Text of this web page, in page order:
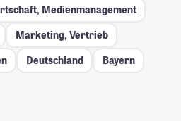
Medienmanagement
Marketing, Vertrieb
Deutschland
Bayern